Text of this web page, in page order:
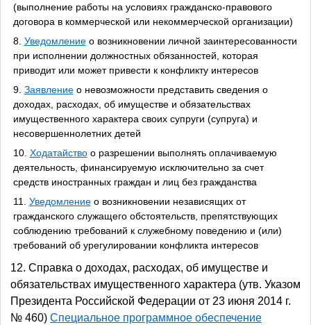
(выполнение работы на условиях гражданско-правового
договора в коммерческой или некоммерческой организации)
8. Уведомлениео возникновении личной заинтересованности
при исполнении должностных обязанностей, которая
приводит или может привести к конфликту интересов
9. Заявлениео невозможности представить сведения о
доходах, расходах, об имуществе и обязательствах
имущественного характера своих супруги (супруга) и
несовершеннолетних детей
10. Ходатайствоо разрешении выполнять оплачиваемую
деятельность, финансируемую исключительно за счет
средств иностранных граждан и лиц без гражданства
11. Уведомлениео возникновении независящих от
гражданского служащего обстоятельств, препятствующих
соблюдению требований к служебному поведению и (или)
требований об урегулировании конфликта интересов
12. Справка о доходах, расходах, об имуществе и
обязательствах имущественного характера (утв. Указом
Президента Российской Федерации от 23 июня 2014 г.
№ 460) Специальное программное обеспечение